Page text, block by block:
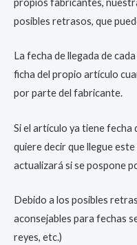
posibles retrasos, que
La fecha de llegada de
ficha del propio artículo
por parte del fabricante.
Si el artículo ya tiene fecha
quiere decir que llegue
actualizará si se pospone
Debido a los posibles
aconsejables para fechas
reyes, etc.)